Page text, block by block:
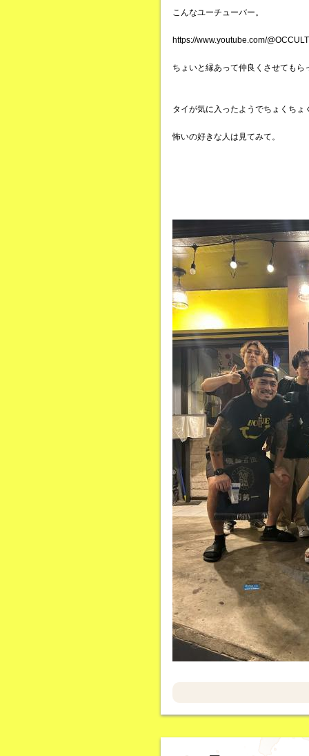
こんなユーチューバー。
https://www.youtube.com/
ちょいと縁あって仲良くさせてもら
タイが気に入ったようでちょくちょ
怖いの好きな人は見てみて。